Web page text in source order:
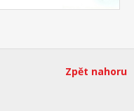
Zpět nahoru